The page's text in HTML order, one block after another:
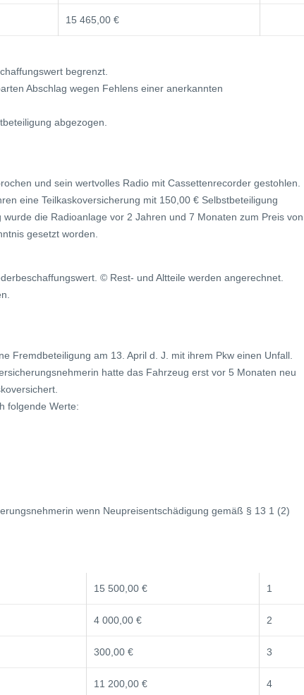
15 465,00 €
begrenzt.
Abschlag wegen Fehlens einer anerkannten
abgezogen.
und sein wertvolles Radio mit Cassettenrecorder gestohlen.
eine Teilkaskoversicherung mit 150,00 € Selbstbeteiligung
die Radioanlage vor 2 Jahren und 7 Monaten zum Preis von
gesetzt worden.
© Rest- und Altteile werden angerechnet.
Fremdbeteiligung am 13. April d. J. mit ihrem Pkw einen Unfall.
hatte das Fahrzeug erst vor 5 Monaten neu
folgende Werte:
wenn Neupreisentschädigung gemäß § 13 1 (2)
15 500,00 € 1
4 000,00 € 2
300,00 € 3
11 200,00 € 4